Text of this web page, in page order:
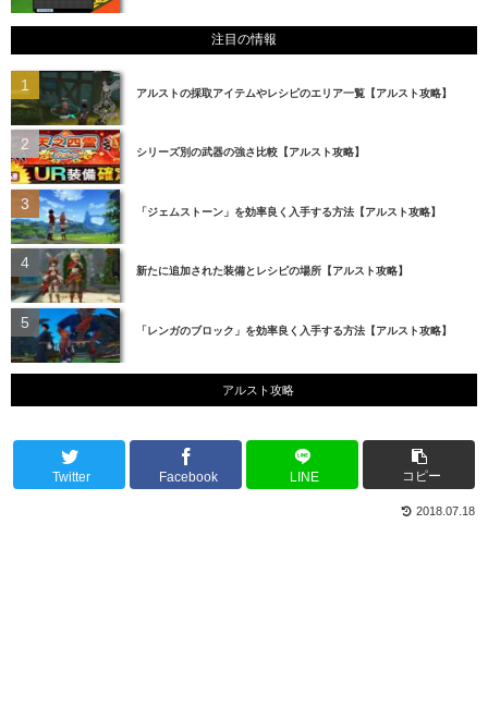
注目の情報
アルストの採取アイテムやレシピのエリア一覧【アルスト攻略】
シリーズ別の武器の強さ比較【アルスト攻略】
「ジェムストーン」を効率良く入手する方法【アルスト攻略】
新たに追加された装備とレシピの場所【アルスト攻略】
「レンガのブロック」を効率良く入手する方法【アルスト攻略】
アルスト攻略
Twitter Facebook LINE コピー
2018.07.18